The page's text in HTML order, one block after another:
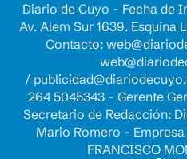
Diario de Cuyo - Fecha de
Av. Alem Sur 1639.
Contacto:
/
264 5045343 - Gerente
Secretario de Redacción:
Mario Romero -
FRANCISCO